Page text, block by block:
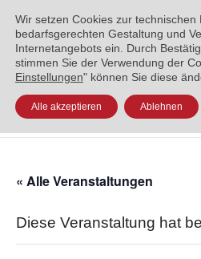
ENGLISH العربية
« Alle Veranstaltungen
Diese Veranstaltung hat
Wir setzen Cookies zur technischen
bedarfsgerechten Gestaltung und
Internetangebots ein. Durch
stimmen Sie der Verwendung der
Einstellungen" können Sie diese
Alle akzeptieren Ablehnen